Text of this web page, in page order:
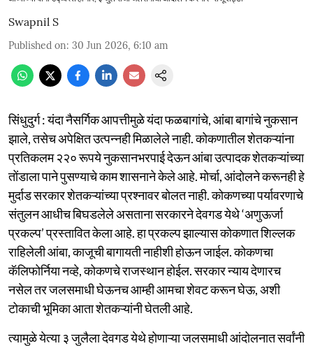
Swapnil S
Published on: 30 Jun 2026, 6:10 am
सिंधुदुर्ग : यंदा नैसर्गिक आपत्तीमुळे यंदा फळबागांचे, आंबा बागांचे नुकसान
झाले, तसेच अपेक्षित उत्पन्नही मिळालेले नाही. कोकणातील शेतकऱ्यांना
प्रतिकलम २२० रूपये नुकसानभरपाई देऊन आंबा उत्पादक शेतकऱ्यांच्या
तोंडाला पाने पुसण्याचे काम शासनाने केले आहे. मोर्चा, आंदोलने करूनही हे
मुर्दाड सरकार शेतकऱ्यांच्या प्रश्नावर बोलत नाही. कोकणच्या पर्यावरणाचे
संतुलन आधीच बिघडलेले असताना सरकारने देवगड येथे ‘अणुऊर्जा
प्रकल्प’ प्रस्तावित केला आहे. हा प्रकल्प झाल्यास कोकणात शिल्लक
राहिलेली आंबा, काजूची बागायती नाहीशी होऊन जाईल. कोकणचा
कॅलिफोर्निया नव्हे, कोकणचे राजस्थान होईल. सरकार न्याय देणारच
नसेल तर जलसमाधी घेऊनच आम्ही आमचा शेवट करून घेऊ, अशी
टोकाची भूमिका आता शेतकऱ्यांनी घेतली आहे.
त्यामुळे येत्या ३ जुलैला देवगड येथे होणाऱ्या जलसमाधी आंदोलनात सर्वांनी